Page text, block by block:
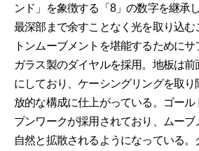
ンド」を象徴する「8」の数字を継承
最深部まで余すことなく光を取り込
トンムーブメントを堪能するために
ガラス製のダイヤルを採用。地板は
にしており、ケーシングリングを取り
放的な構成に仕上がっている。ゴー
プンワークが採用されており、ムー
自然と拡散されるようになっている。